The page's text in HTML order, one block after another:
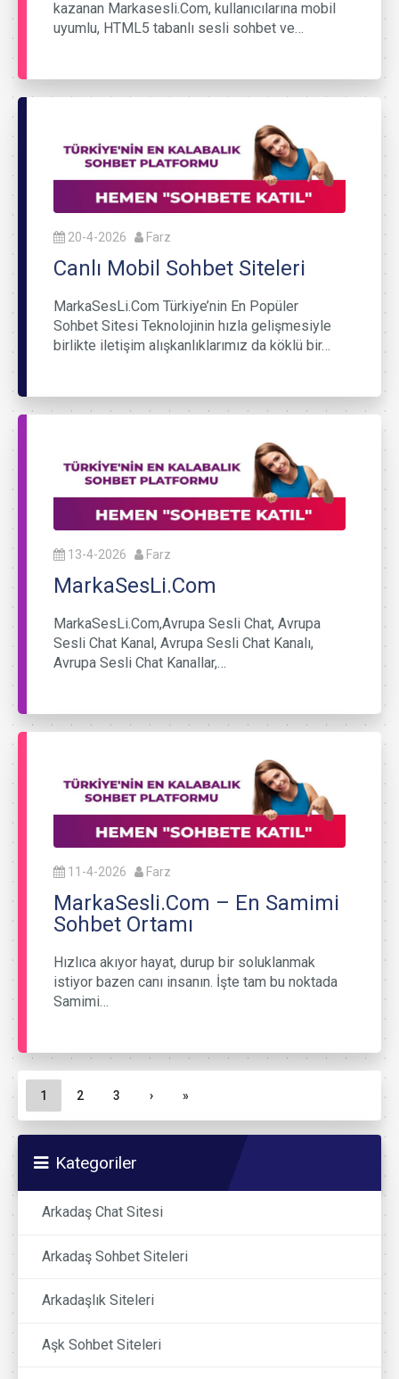
kazanan Markasesli.Com, kullanıcılarına mobil
uyumlu, HTML5 tabanlı sesli sohbet ve…
20-4-2026 Farz
Canlı Mobil Sohbet Siteleri
MarkaSesLi.Com Türkiye’nin En Popüler
Sohbet Sitesi Teknolojinin hızla gelişmesiyle
birlikte iletişim alışkanlıklarımız da köklü bir…
13-4-2026 Farz
MarkaSesLi.Com
MarkaSesLi.Com,Avrupa Sesli Chat, Avrupa
Sesli Chat Kanal, Avrupa Sesli Chat Kanalı,
Avrupa Sesli Chat Kanallar,…
11-4-2026 Farz
MarkaSesli.Com – En Samimi
Sohbet Ortamı
Hızlıca akıyor hayat, durup bir soluklanmak
istiyor bazen canı insanın. İşte tam bu noktada
Samimi…
Sayfa gezinme
Geçerli Sayfa
1 Sayfa
2 Sayfa
3 › »
Kategoriler
Arkadaş Chat Sitesi
Arkadaş Sohbet Siteleri
Arkadaşlık Siteleri
Aşk Sohbet Siteleri